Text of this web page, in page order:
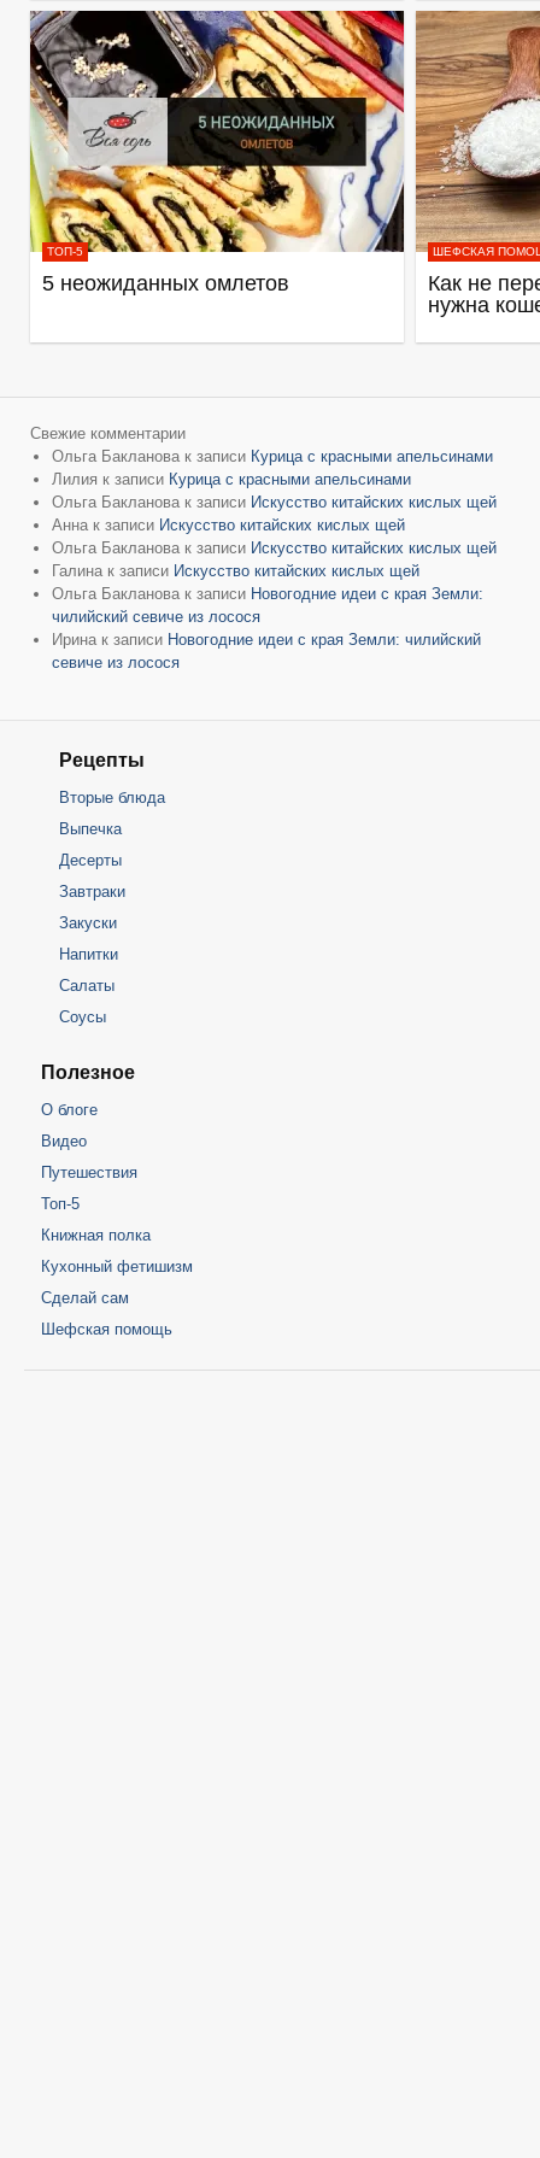
ТОП-5
5 неожиданных омлетов
ШЕФСКАЯ
Как не
нужна
Свежие комментарии
Ольга Бакланова к записи Курица с красными апельсинами
Лилия к записи Курица с красными апельсинами
Ольга Бакланова к записи Искусство китайских кислых щей
Анна к записи Искусство китайских кислых щей
Ольга Бакланова к записи Искусство китайских кислых щей
Галина к записи Искусство китайских кислых щей
Ольга Бакланова к записи Новогодние идеи с края Земли:
чилийский севиче из лосося
Ирина к записи Новогодние идеи с края Земли: чилийский
севиче из лосося
Рецепты
Вторые блюда
Выпечка
Десерты
Завтраки
Закуски
Напитки
Салаты
Соусы
Полезное
О блоге
Видео
Путешествия
Топ-5
Книжная полка
Кухонный фетишизм
Сделай сам
Шефская помощь